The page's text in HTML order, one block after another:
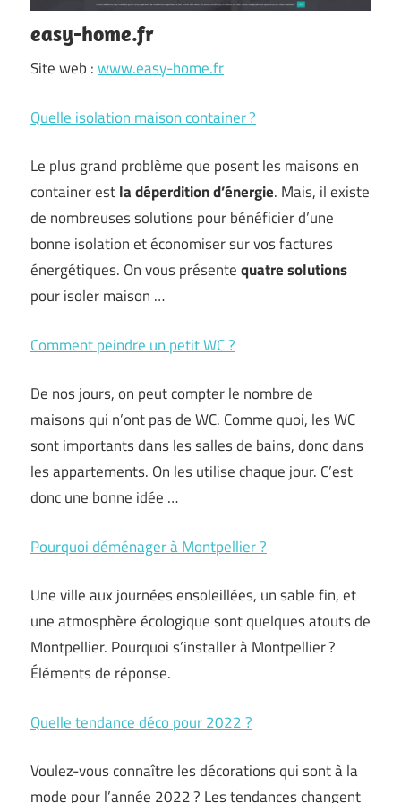
easy-home.fr
Site web :www.easy-home.fr
Quelle isolation maison container ?
Le plus grand problème que posent les maisons en
container estla déperdition d’énergie. Mais, il existe
de nombreuses solutions pour bénéficier d’une
bonne isolation et économiser sur vos factures
énergétiques. On vous présentequatre solutions
pour isoler maison …
Comment peindre un petit WC ?
De nos jours, on peut compter le nombre de
maisons qui n’ont pas de WC. Comme quoi, les WC
sont importants dans les salles de bains, donc dans
les appartements. On les utilise chaque jour. C’est
donc une bonne idée …
Pourquoi déménager à Montpellier ?
Une ville aux journées ensoleillées, un sable fin, et
une atmosphère écologique sont quelques atouts de
Montpellier. Pourquoi s’installer à Montpellier ?
Éléments de réponse.
Quelle tendance déco pour 2022 ?
Voulez-vous connaître les décorations qui sont à la
mode pour l’année 2022 ? Les tendances changent